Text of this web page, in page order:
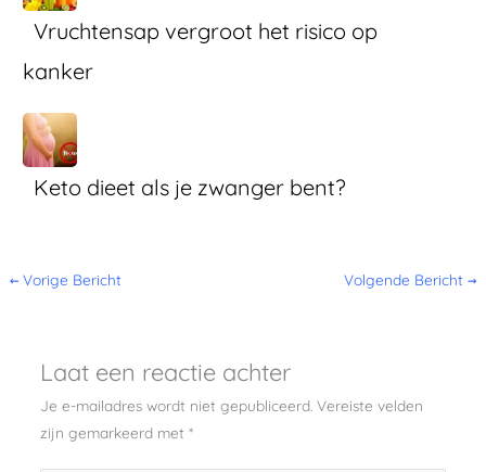
Vruchtensap vergroot het risico op
kanker
Keto dieet als je zwanger bent?
← Vorige Bericht Volgende Bericht →
Laat een reactie achter
Je e-mailadres wordt niet gepubliceerd. Vereiste velden
zijn gemarkeerd met *